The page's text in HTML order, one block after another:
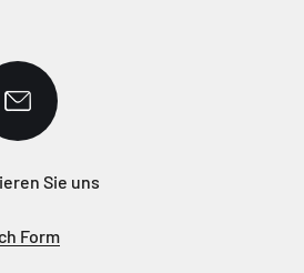
Sie uns
Form